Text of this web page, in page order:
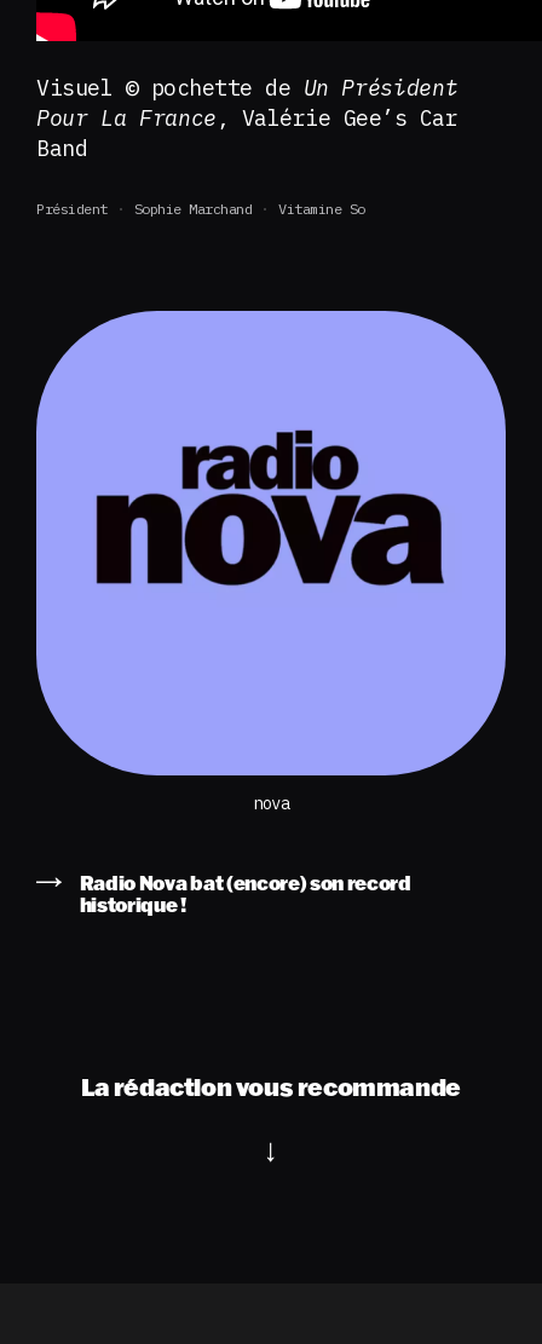
Visuel © pochette de Un Président
Pour La France , Valérie Gee’s Car
Band
Président Sophie Marchand Vitamine So
nova
Radio Nova bat (encore) son record
historique !
La rédaction vous recommande